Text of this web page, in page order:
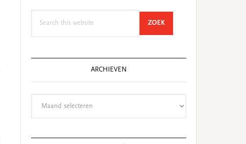
ZOEKSEARCH
ARCHIEVEN